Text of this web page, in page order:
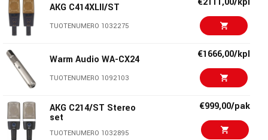
1 x Stereo mounting bar
Alumiinisen kantolaatikon mikrofoneille ja tarvikkeille
AKG C414XLII/ST
TUOTENUMERO 1032275
Warm Audio WA-CX24
TUOTENUMERO 1092103
€1666,00/kpl
AKG C214/ST Stereo
set
TUOTENUMERO 1032895
€999,00/pak